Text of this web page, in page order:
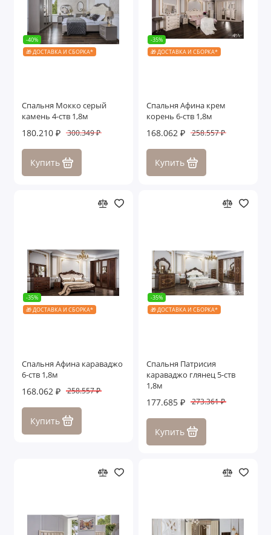
-40%
🎁 ДОСТАВКА И СБОРКА*
Спальня Мокко серый
камень 4-ств 1,8м
180.210 ₽ 300.349 ₽
Купить
-35%
🎁 ДОСТАВКА И СБОРКА*
Спальня Афина крем
корень 6-ств 1,8м
168.062 ₽ 258.557 ₽
Купить
-35%
🎁 ДОСТАВКА И СБОРКА*
Спальня Афина караваджо
6-ств 1,8м
168.062 ₽ 258.557 ₽
Купить
-35%
🎁 ДОСТАВКА И СБОРКА*
Спальня Патрисия
караваджо глянец 5-ств
1,8м
177.685 ₽ 273.361 ₽
Купить